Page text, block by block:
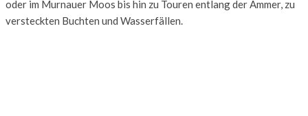
oder im Murnauer Moos bis hin zu Touren entlang der Ammer, zu
versteckten Buchten und Wasserfällen.